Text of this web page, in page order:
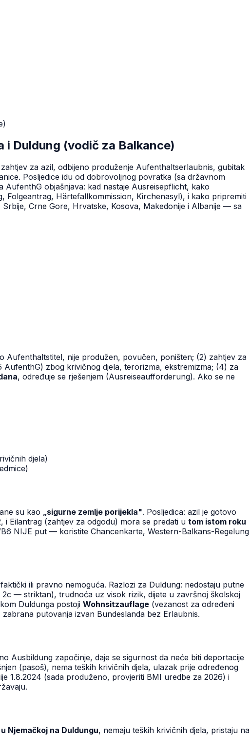
Duldung (vodič za Balkance)
za azil, odbijeno produženje Aufenthaltserlaubnis, gubitak
Posljedice idu od dobrovoljnog povratka (sa državnom
AufenthG objašnjava: kad nastaje Ausreisepflicht, kako
Härtefallkommission, Kirchenasyl), i kako pripremiti
Crne Gore, Hrvatske, Kosova, Makedonije i Albanije — sa
Aufenthaltstitel, nije produžen, povučen, poništen; (2) zahtjev za
AufenthG) zbog krivičnog djela, terorizma, ekstremizma; (4) za
, određuje se rješenjem (Ausreiseaufforderung). Ako se ne
djela)
su kao „sigurne zemlje porijekla". Posljedica: azil je gotovo
i Eilantrag (zahtjev za odgodu) mora se predati u tom istom roku
NIJE put — koristite Chancenkarte, Western-Balkans-Regelung
ili pravno nemoguća. Razlozi za Duldung: nedostaju putne
— striktan), trudnoća uz visok rizik, dijete u završnoj školskoj
Duldunga postoji Wohnsitzauflage (vezanost za određeni
putovanja izvan Bundeslanda bez Erlaubnis.
Ausbildung započinje, daje se sigurnost da neće biti deportacije
(pasoš), nema teških krivičnih djela, ulazak prije određenog
1.8.2024 (sada produženo, provjeriti BMI uredbe za 2026) i
Njemačkoj na Duldungu, nemaju teških krivičnih djela, pristaju na